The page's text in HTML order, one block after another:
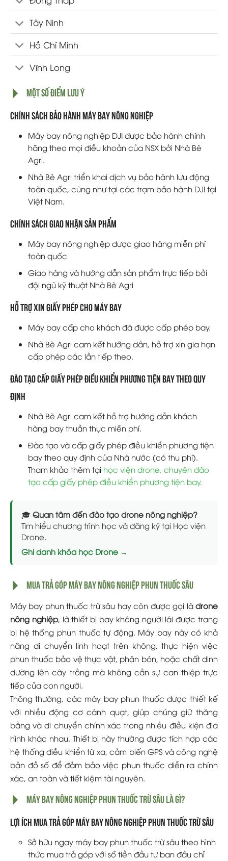
Tây Ninh
Hồ Chí Minh
Vĩnh Long
MỘT SỐ ĐIỂM LƯU Ý
Chính sách bảo hành máy bay nông nghiệp
Máy bay nông nghiệp DJI được bảo hành chính
hãng theo mọi điều khoản của NSX bởi Nhà Bè
Agri.
Nhà Bè Agri triển khai dịch vụ bảo hành lưu động
toàn quốc, cũng như tại các trạm bảo hành DJI tại
Việt Nam.
Chính sách giao nhận sản phẩm
Máy bay nông nghiệp được giao hàng miễn phí
toàn quốc
Giao hàng và hướng dẫn sản phẩm trực tiếp bởi
đội ngũ kỹ thuật Nhà Bè Agri
Hỗ trợ xin giấy phép cho máy bay
Máy bay cấp cho khách đã được cấp phép bay.
Nhà Bè Agri cam kết hướng dẫn, hỗ trợ xin gia hạn
cấp phép các lần tiếp theo.
Đào tạo cấp giấy phép điều khiển phương tiện bay theo quy
định
Nhà Bè Agri cam kết hỗ trợ hướng dẫn khách
hàng bay thuần thục miễn phí.
Đào tạo và cấp giấy phép điều khiển phương tiện
bay theo quy định của Nhà nước (có thu phí).
Tham khảo thêm tại học viện drone, chuyên đào
tạo cấp giấy phép điều khiển phương tiện bay.
🎓 Quan tâm đến đào tạo drone nông nghiệp?
Tìm hiểu chương trình học và đăng ký tại Học viện
Drone.
Ghi danh khóa học Drone →
MUA TRẢ GÓP MÁY BAY NÔNG NGHIỆP PHUN THUỐC SÂU
Máy bay phun thuốc trừ sâu hay còn được gọi là drone
nông nghiệp, là thiết bị bay không người lái được trang
bị hệ thống phun thuốc tự động. Máy bay này có khả
năng di chuyển linh hoạt trên không, thực hiện việc
phun thuốc bảo vệ thực vật, phân bón, hoặc chất dinh
dưỡng lên cây trồng mà không cần sự can thiệp trực
tiếp của con người.
Thông thường, các máy bay phun thuốc được thiết kế
với nhiều động cơ cánh quạt, giúp chúng giữ thăng
bằng và di chuyển chính xác trong nhiều điều kiện địa
hình khác nhau. Thiết bị này thường được tích hợp các
hệ thống điều khiển từ xa, cảm biến GPS và công nghệ
bản đồ số để đảm bảo việc phun thuốc diễn ra chính
xác, an toàn và tiết kiệm tài nguyên.
Máy bay nông nghiệp phun thuốc trừ sâu là gì?
Lợi ích mua trả góp máy bay nông nghiệp phun thuốc trừ sâu
Sở hữu ngay máy bay phun thuốc trừ sâu theo hình
thức mua trả góp với số tiền đầu tư ban đầu chỉ